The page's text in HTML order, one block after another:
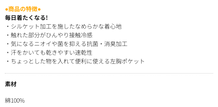
●商品の特徴●
毎日着たくなる!
・シルケット加工を施したなめらかな着心地
・触れた部分がひんやり接触冷感
・気になるニオイや菌を抑える抗菌・消臭加工
・汗をかいても乾きやすい速乾性
・ちょっとした物を入れて便利に使える左胸ポケット
素材
綿100%